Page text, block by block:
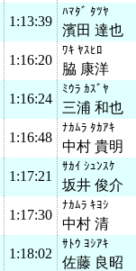
1:13:39
ﾊﾏﾀﾞ ﾀﾂﾔ
濱田 達也
1:16:20
ﾜｷ ﾔｽﾋﾛ
脇 康洋
1:16:24
ﾐｳﾗ ｶｽﾞﾔ
三浦 和也
1:16:48
ﾅｶﾑﾗ ﾀｶｱｷ
中村 貴明
1:17:21
ｻｶｲ ｼｭﾝｽｹ
坂井 俊介
1:17:30
ﾅｶﾑﾗ ｷﾖｼ
中村 清
1:18:02
ｻﾄｳ ﾖｼｱｷ
佐藤 良昭